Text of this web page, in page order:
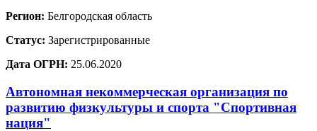
Регион: Белгородская область
Статус: Зарегистрированные
Дата ОГРН: 25.06.2020
Автономная некоммерческая организация по
развитию физкультуры и спорта "Спортивная
нация"